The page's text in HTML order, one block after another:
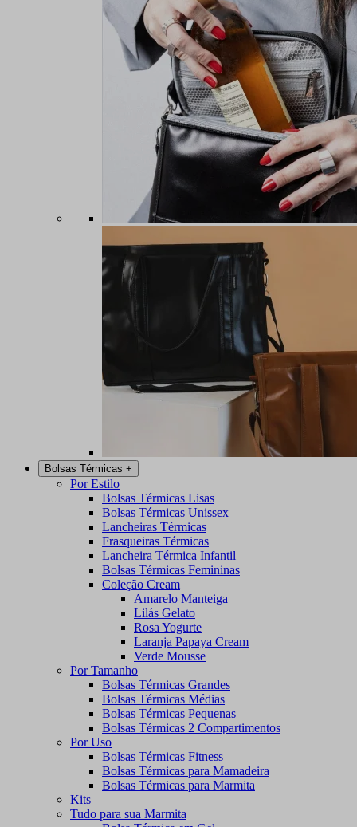
Bolsas Térmicas +
Por Estilo
Bolsas Térmicas Lisas
Bolsas Térmicas Unissex
Lancheiras Térmicas
Frasqueiras Térmicas
Lancheira Térmica Infantil
Bolsas Térmicas Femininas
Coleção Cream
Amarelo Manteiga
Lilás Gelato
Rosa Yogurte
Laranja Papaya Cream
Verde Mousse
Por Tamanho
Bolsas Térmicas Grandes
Bolsas Térmicas Médias
Bolsas Térmicas Pequenas
Bolsas Térmicas 2 Compartimentos
Por Uso
Bolsas Térmicas Fitness
Bolsas Térmicas para Mamadeira
Bolsas Térmicas para Marmita
Kits
Tudo para sua Marmita